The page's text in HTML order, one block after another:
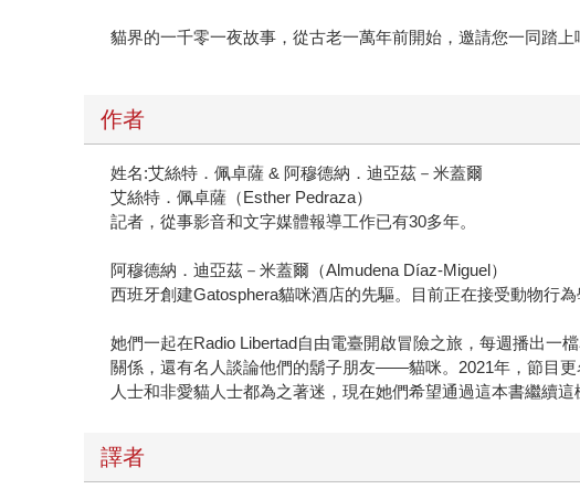
貓界的一千零一夜故事，從古老一萬年前開始，邀請您一同踏
作者
姓名:艾絲特．佩卓薩 & 阿穆德納．迪亞茲－米蓋爾
艾絲特．佩卓薩（Esther Pedraza）
記者，從事影音和文字媒體報導工作已有30多年。
阿穆德納．迪亞茲－米蓋爾（Almudena Díaz-Miguel）
西班牙創建Gatosphera貓咪酒店的先驅。目前正在接受動物行為
她們一起在Radio Libertad自由電臺開啟冒險之旅，每週播出一
關係，還有名人談論他們的鬍子朋友——貓咪。2021年，節目
人士和非愛貓人士都為之著迷，現在她們希望通過這本書繼續這
譯者